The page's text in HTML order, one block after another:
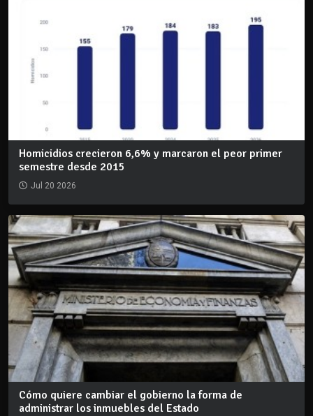
Homicidios crecieron 6,6% y marcaron el peor primer
semestre desde 2015
Jul 20 2026
Cómo quiere cambiar el gobierno la forma de
administrar los inmuebles del Estado